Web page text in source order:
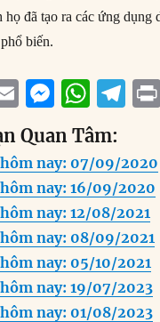
họ đã tạo ra các ứng dụng
biến.
E
m
ai
l
M
ss
e
n
g
er
W
h
at
s
A
p
p
T
e
g
r
a
m
Quan Tâm:
nay: 07/09/2020
nay: 16/09/2020
nay: 12/08/2021
nay: 08/09/2021
nay: 05/10/2021
nay: 19/07/2023
nay: 01/08/2023